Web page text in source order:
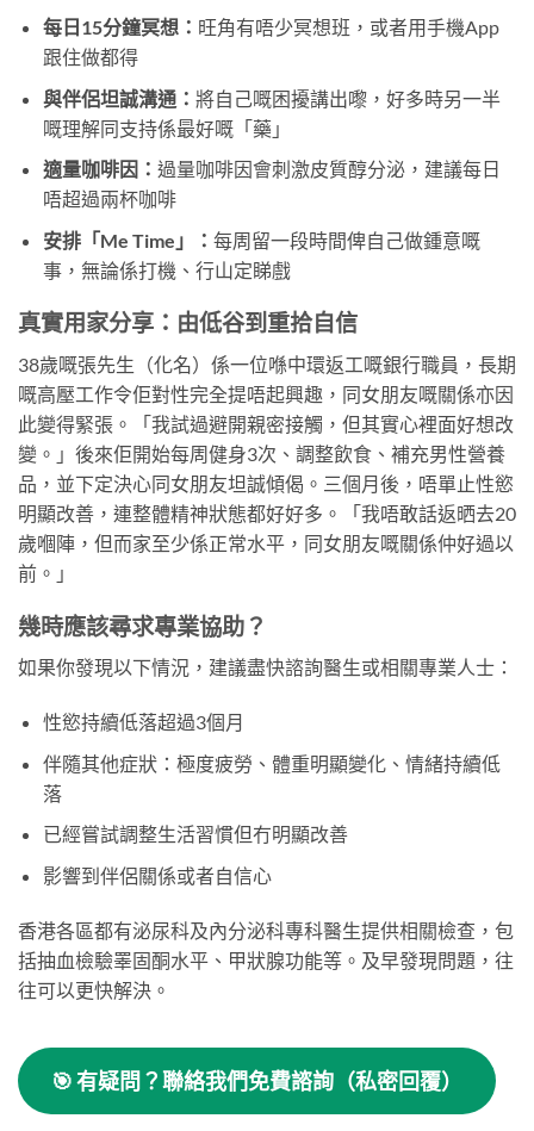
每日15分鐘冥想： 旺角有唔少冥想班，或者用手機App
跟住做都得
與伴侶坦誠溝通： 將自己嘅困擾講出嚟，好多時另一半
嘅理解同支持係最好嘅「藥」
適量咖啡因： 過量咖啡因會刺激皮質醇分泌，建議每日
唔超過兩杯咖啡
安排「Me Time」： 每周留一段時間俾自己做鍾意嘅
事，無論係打機、行山定睇戲
真實用家分享：由低谷到重拾自信
38歲嘅張先生（化名）係一位喺中環返工嘅銀行職員，長期
嘅高壓工作令佢對性完全提唔起興趣，同女朋友嘅關係亦因
此變得緊張。「我試過避開親密接觸，但其實心裡面好想改
變。」後來佢開始每周健身3次、調整飲食、補充男性營養
品，並下定決心同女朋友坦誠傾偈。三個月後，唔單止性慾
明顯改善，連整體精神狀態都好好多。「我唔敢話返晒去20
歲嗰陣，但而家至少係正常水平，同女朋友嘅關係仲好過以
前。」
幾時應該尋求專業協助？
如果你發現以下情況，建議盡快諮詢醫生或相關專業人士：
性慾持續低落超過3個月
伴隨其他症狀：極度疲勞、體重明顯變化、情緒持續低
落
已經嘗試調整生活習慣但冇明顯改善
影響到伴侶關係或者自信心
香港各區都有泌尿科及內分泌科專科醫生提供相關檢查，包
括抽血檢驗睪固酮水平、甲狀腺功能等。及早發現問題，往
往可以更快解決。
🎯有疑問？聯絡我們免費諮詢（私密回覆）